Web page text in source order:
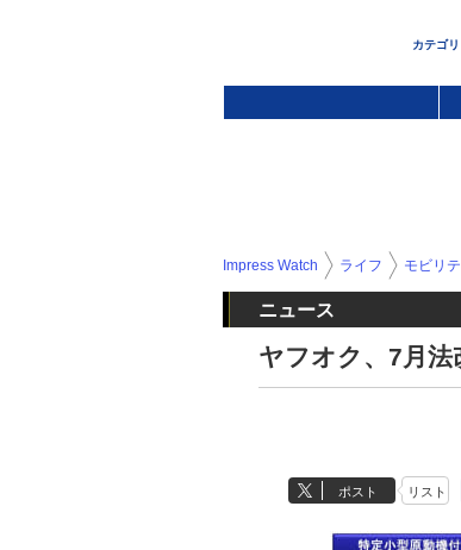
Impress Watch ライフ モビリ
ニュース
ヤフオク、7月法
ポスト リスト